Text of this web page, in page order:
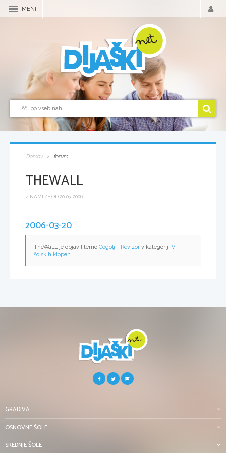
MENI
Domov forum
THEWALL
Z NAMI ŽE OD 20.03.2006 ...
2006-03-20
TheWaLL je objavil temo Gogolj - Revizor v kategoriji V
šolskih klopeh
GRADIVA
OSNOVNE ŠOLE
SREDNJE ŠOLE